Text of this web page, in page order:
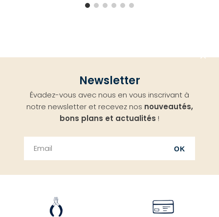
Newsletter
Évadez-vous avec nous en vous inscrivant à
notre newsletter et recevez nos nouveautés,
bons plans et actualités !
OK